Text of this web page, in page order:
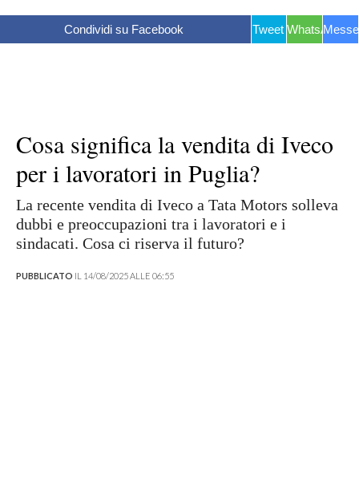
Condividi su Facebook Tweet WhatsApp
Cosa significa la vendita di Iveco
per i lavoratori in Puglia?
La recente vendita di Iveco a Tata Motors solleva
dubbi e preoccupazioni tra i lavoratori e i
sindacati. Cosa ci riserva il futuro?
PUBBLICATO IL 14/08/2025 ALLE 06:55